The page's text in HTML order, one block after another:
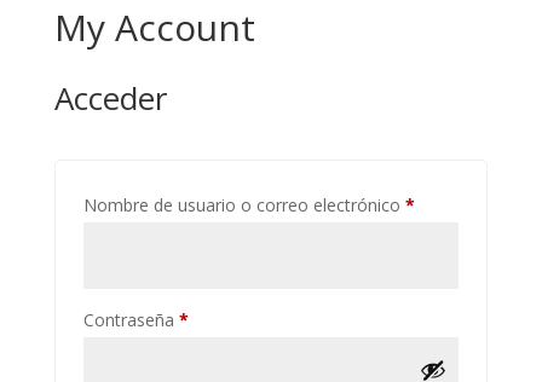
My Account
Acceder
Nombre de usuario o correo electrónico *Obligatorio
Contraseña *Obligatorio